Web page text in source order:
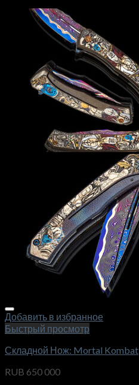
Добавить в избранное
Быстрый просмотр
Складной Нож: Mortal Kombat
RUB 650 000